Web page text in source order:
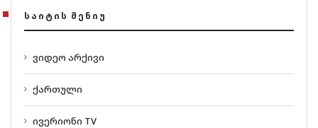
ᲡᲐᲘᲢᲘᲡ ᲛᲔᲜᲘᲣ
ვიდეო არქივი
ქართული
ივერიონი TV